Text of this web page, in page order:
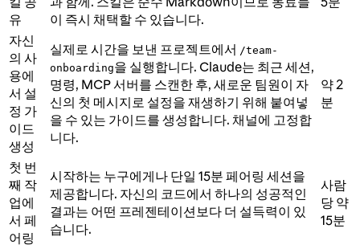
유
이 즉시 채택할 수 있습니다.
자신
의 사
용에
서 설
정 가
이드
생성
실제로 시간을 보낸 프로젝트에서 /team-
onboarding을 실행합니다. Claude는 최근 세션,
명령, MCP 서버를 스캔한 후, 새로운 팀원이 자
신의 첫 메시지로 설정을 재생하기 위해 붙여넣
을 수 있는 가이드를 생성합니다. 채널에 고정합
니다.
약 2
분
첫 번
째 작
업에
서 페
어링
시작하는 누구에게나 단일 15분 페어링 세션을
제공합니다. 자신의 코드에서 하나의 성공적인
결과는 어떤 프레젠테이션보다 더 설득력이 있
습니다.
사람
당 약
15분